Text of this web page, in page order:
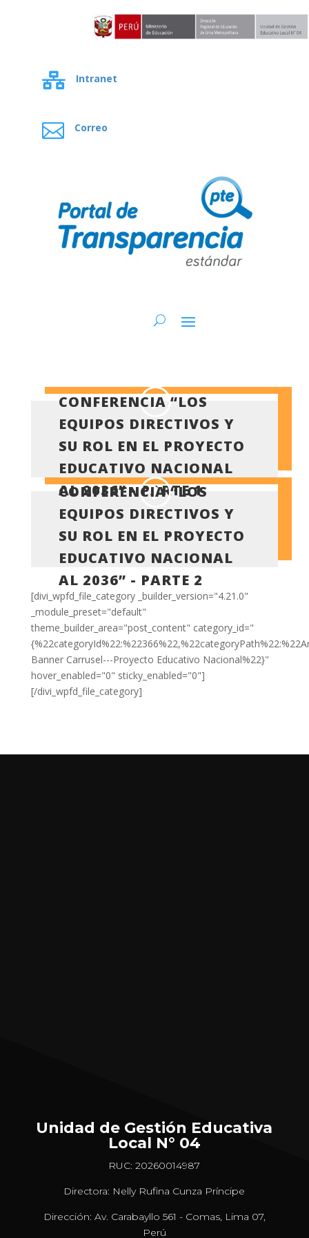
 Intranet
 Correo
CONFERENCIA “LOS
EQUIPOS DIRECTIVOS Y
SU ROL EN EL PROYECTO
EDUCATIVO NACIONAL
AL 2036” - PARTE 1
CONFERENCIA “LOS
EQUIPOS DIRECTIVOS Y
SU ROL EN EL PROYECTO
EDUCATIVO NACIONAL
AL 2036” - PARTE 2
[divi_wpfd_file_category _builder_version="4.21.0"
_module_preset="default"
theme_builder_area="post_content" category_id="
Banner Carrusel---Proyecto Educativo Nacional%22}"
hover_enabled="0" sticky_enabled="0"]
[/divi_wpfd_file_category]
Unidad de Gestión Educativa
Local N° 04
RUC: 20260014987
Directora: Nelly Rufina Cunza Príncipe
Dirección: Av. Carabayllo 561 - Comas, Lima 07,
Perú